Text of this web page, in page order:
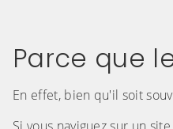
Parce que
En effet, bien qu'il soit